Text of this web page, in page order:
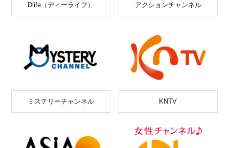
Dlife（ディーライフ） アクションチャンネル
ミステリーチャンネル KNTV